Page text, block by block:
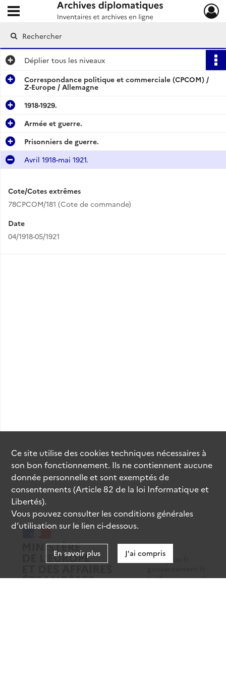
Archives diplomatiques
Ouvrir le menu déroulant
Déplier tous les niveaux
Correspondance politique et commerciale (CPCOM) /
Z-Europe / Allemagne
1918-1929.
Armée et guerre.
Prisonniers de guerre.
Avril 1918-mai 1921.
Cote/Cotes extrêmes
78CPCOM/181 (Cote de commande)
Date
04/1918-05/1921
data.gouv.fr
legifrance.gouv.fr
Ce site utilise descookiestechniques nécessaires à
son bon fonctionnement. Ils ne contiennent aucune
donnée personnelle et sont exemptés de
consentements (Article 82 de la loi Informatique et
Libertés).
Vous pouvez consulter les conditions générales
d’utilisation sur le lien ci-dessous.
En savoir plus J'ai compris